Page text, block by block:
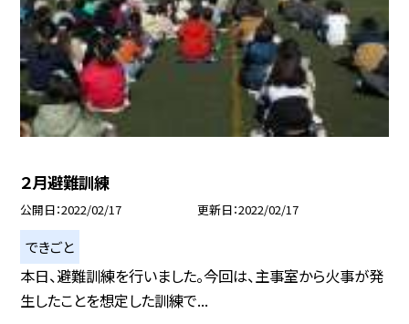
２月避難訓練
公開日 2022/02/17 更新日 2022/02/17
できごと
本日、避難訓練を行いました。今回は、主事室から火事が発
生したことを想定した訓練で...